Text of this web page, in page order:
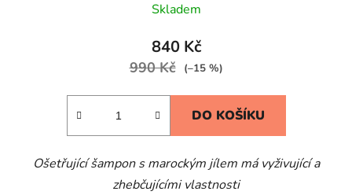
Skladem
840 Kč
990 Kč (–15 %)
DO KOŠÍKU
Ošetřující šampon s marockým jílem má vyživující a
zhebčujícími vlastnosti